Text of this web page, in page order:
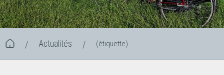
/ Actualités / (étiquette)